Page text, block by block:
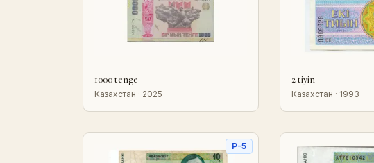
1000 tenge
Казахстан · 2025
2 tiyin
Казахстан · 1993
P-5